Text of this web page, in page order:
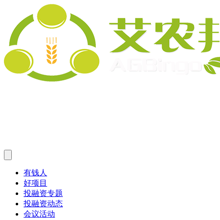
有钱人
好项目
投融资专题
投融资动态
会议活动